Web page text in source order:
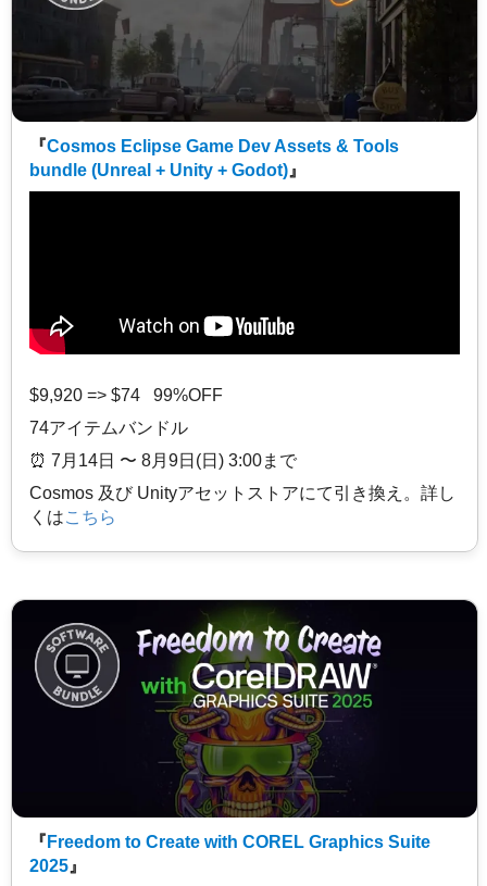
『Cosmos Eclipse Game Dev Assets & Tools
bundle (Unreal + Unity + Godot) 』
$9,920 => $74 99%OFF
74アイテムバンドル
⏰️ 7月14日 〜 8月9日(日) 3:00まで
Cosmos 及び Unityアセットストアにて引き換え。詳し
くはこちら
『 Freedom to Create with COREL Graphics Suite
2025 』